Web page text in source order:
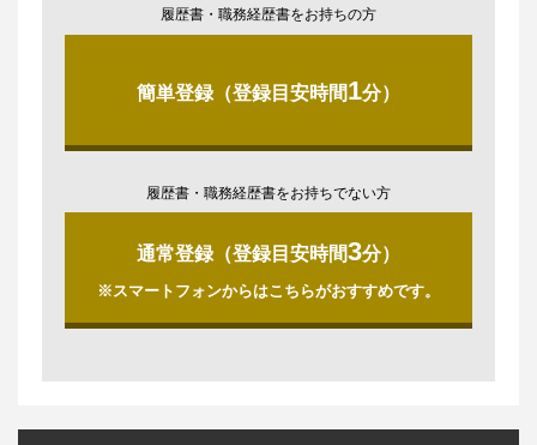
履歴書・職務経歴書をお持ちの方
簡単登録（登録目安時間1分）
履歴書・職務経歴書をお持ちでない方
通常登録（登録目安時間3分）
※スマートフォンからはこちらがおすすめです。